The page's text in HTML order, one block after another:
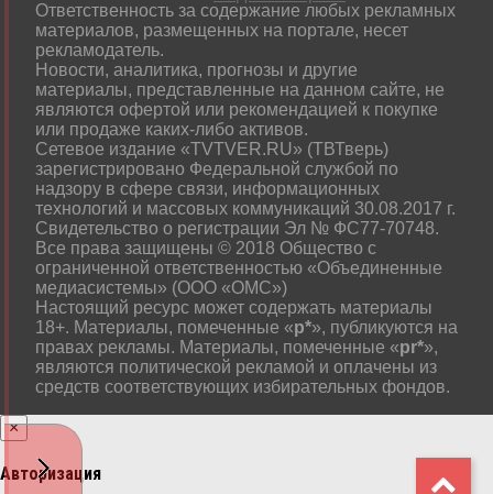
Ответственность за содержание любых рекламных
материалов, размещенных на портале, несет
рекламодатель.
Новости, аналитика, прогнозы и другие
материалы, представленные на данном сайте, не
являются офертой или рекомендацией к покупке
или продаже каких-либо активов.
Сетевое издание «TVTVER.RU» (ТВТверь)
зарегистрировано Федеральной службой по
надзору в сфере связи, информационных
технологий и массовых коммуникаций 30.08.2017 г.
Свидетельство о регистрации Эл № ФС77-70748.
Все права защищены © 2018 Общество с
ограниченной ответственностью «Объединенные
медиасистемы» (ООО «ОМС»)
Настоящий ресурс может содержать материалы
18+. Материалы, помеченные «р*», публикуются на
правах рекламы. Материалы, помеченные «рr*»,
являются политической рекламой и оплачены из
средств соответствующих избирательных фондов.
×
Авторизация